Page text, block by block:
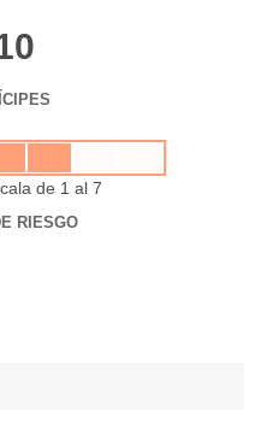
de 1 al 7
RIESGO